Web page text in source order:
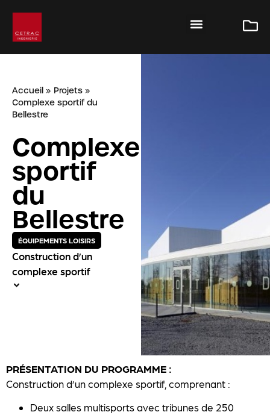
Accueil » Projets »
Complexe sportif du
Bellestre
Complexe
sportif
du
Bellestre
ÉQUIPEMENTS LOISIRS
Construction d’un
complexe sportif
PRÉSENTATION DU PROGRAMME :
Construction d’un complexe sportif, comprenant :
Deux salles multisports avec tribunes de 250